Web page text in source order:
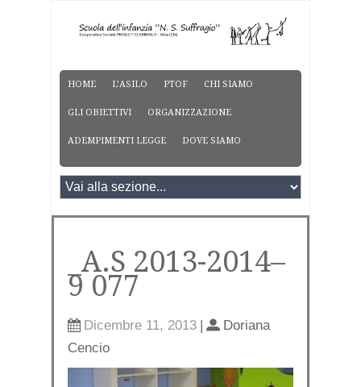
HOME L’ASILO PTOF CHI SIAMO
GLI OBIETTIVI ORGANIZZAZIONE
ADEMPIMENTI LEGGE DOVE SIAMO
_A.S 2013-2014–
9 077
Dicembre 11, 2013 |
Doriana
Cencio